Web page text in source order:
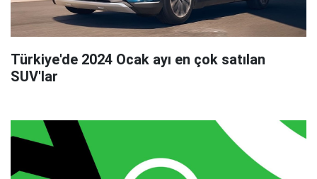
Türkiye'de 2024 Ocak ayı en çok satılan
SUV'lar